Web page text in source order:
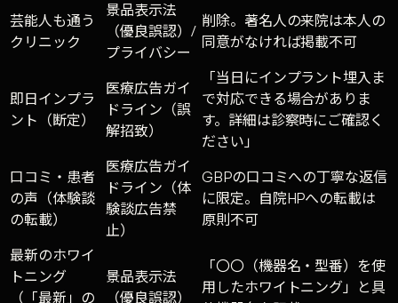
芸能人も通う
クリニック
景品表示法
（優良誤認）/
プライバシー
削除。著名人の来院は本人の
同意がなければ掲載不可
即日インプラ
ント（断定）
医療広告ガイ
ドライン（誤
解招致）
「当日にインプラント埋入ま
で対応できる場合がありま
す。詳細は診察時にご確認く
ださい」
口コミ・患者
の声（体験談
の転載）
医療広告ガイ
ドライン（体
験談広告禁
止）
GBPの口コミへの丁寧な返信
に限定。自院HPへの転載は
原則不可
最新のホワイ
トニング
（「最新」の
景品表示法
（優良誤認）
「〇〇（機器名・型番）を使
用したホワイトニング」と具